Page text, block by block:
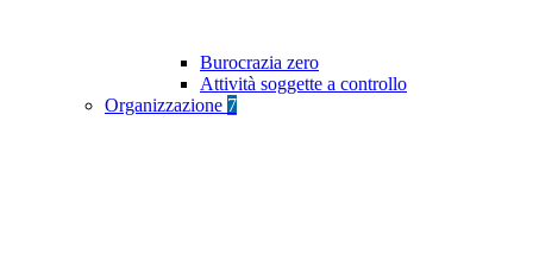
Burocrazia zero
Attività soggette a controllo
Organizzazione 7